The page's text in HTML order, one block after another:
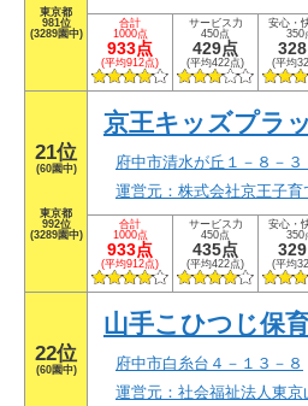
東京都
981位
(3289園中)
合計
1000点
933点
(平均912点)
サービス力
450点
429点
(平均422点)
安心・
350
(平均
21位
(60園中)
東京都
992位
(3289園中)
京王キッズプラ
府中市清水が丘１－８－
運営元：株式会社京王子育
合計
1000点
933点
(平均912点)
サービス力
450点
435点
(平均422点)
安心・
350
(平均
22位
(60園中)
山手こひつじ保
府中市白糸台４－１３－８
運営元：社会福祉法人東京